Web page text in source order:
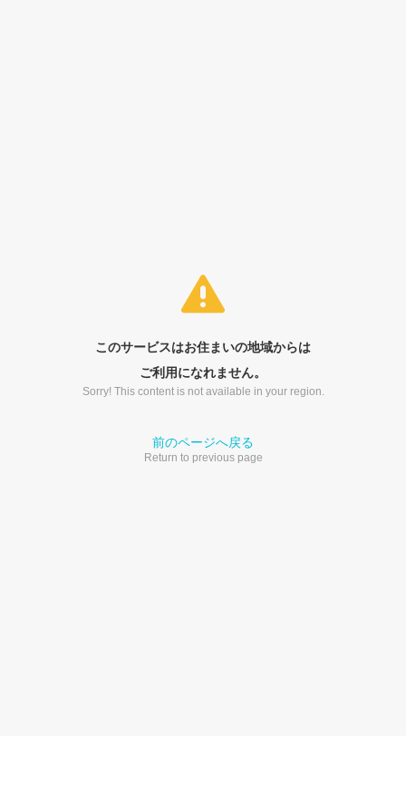
このサービスはお住まいの地域からは
ご利用になれません。
Sorry! This content is not available in your region.
前のページへ戻る
Return to previous page